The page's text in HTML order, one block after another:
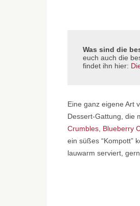
Was sind die
euch auch die
findet ihn hier:
Eine ganz eigene Art
Dessert-Gattung, die
Crumbles Blueberry
ein süßes “Kompott”
lauwarm serviert,